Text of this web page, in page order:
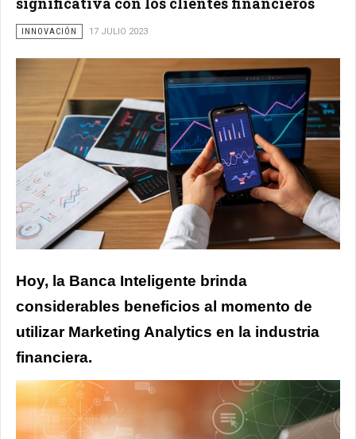
INNOVACIÓN 17 JULIO 2023
Hoy, la Banca Inteligente brinda
considerables beneficios al momento de
utilizar Marketing Analytics en la industria
financiera.